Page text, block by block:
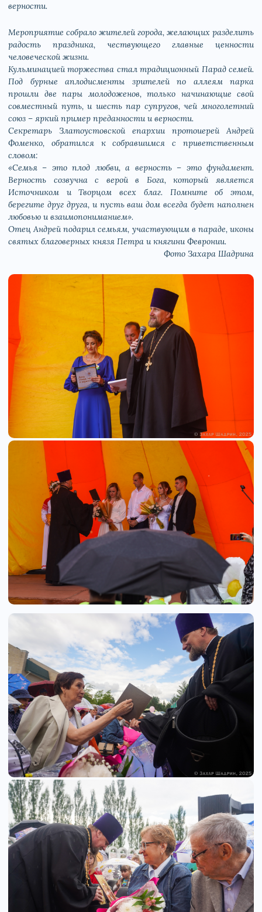
верности.
Мероприятие собрало жителей города, желающих разделить
радость праздника, чествующего главные ценности
человеческой жизни.
Кульминацией торжества стал традиционный Парад семей.
Под бурные аплодисменты зрителей по аллеям парка
прошли две пары молодоженов, только начинающие свой
совместный путь, и шесть пар супругов, чей многолетний
союз – яркий пример преданности и верности.
Секретарь Златоустовской епархии протоиерей Андрей
Фоменко, обратился к собравшимся с приветственным
словом:
«Семья – это плод любви, а верность – это фундамент.
Верность созвучна с верой в Бога, который является
Источником и Творцом всех благ. Помните об этом,
берегите друг друга, и пусть ваш дом всегда будет наполнен
любовью и взаимопониманием».
Отец Андрей подарил семьям, участвующим в параде, иконы
святых благоверных князя Петра и княгини Февронии.
Фото Захара Шадрина